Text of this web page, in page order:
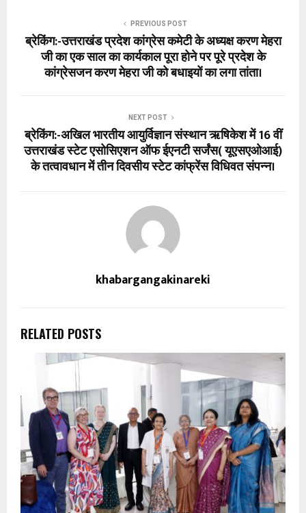
PREVIOUS POST
ब्रेकिंग:-उत्तराखंड प्रदेश कांग्रेस कमेटी के अध्यक्ष करण मेहरा
जी का एक साल का कार्यकाल पूरा होने पर पूरे प्रदेश के
कांग्रेसजन करण मेहरा जी को बधाइयों का लगा तांता।
NEXT POST
ब्रेकिंग:-अखिल भारतीय आयुर्विज्ञान संस्थान ऋषिकेश में 16 वीं
उत्तराखंड स्टेट एसोसिएशन ऑफ ईएनटी सर्जंस( यूएसएओआई)
के तत्वावधान में तीन दिवसीय स्टेट कांफ्रेंस विधिवत संपन्न।
khabargangakinareki
RELATED POSTS